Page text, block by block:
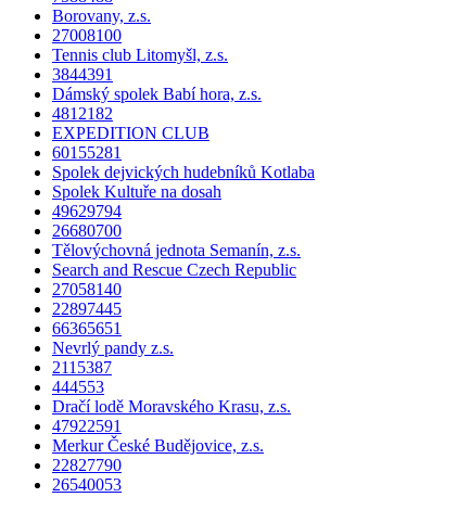
Borovany, z.s.
27008100
Tennis club Litomyšl, z.s.
3844391
Dámský spolek Babí hora, z.s.
4812182
EXPEDITION CLUB
60155281
Spolek dejvických hudebníků Kotlaba
Spolek Kultuře na dosah
49629794
26680700
Tělovýchovná jednota Semanín, z.s.
Search and Rescue Czech Republic
27058140
22897445
66365651
Nevrlý pandy z.s.
2115387
444553
Dračí lodě Moravského Krasu, z.s.
47922591
Merkur České Budějovice, z.s.
22827790
26540053